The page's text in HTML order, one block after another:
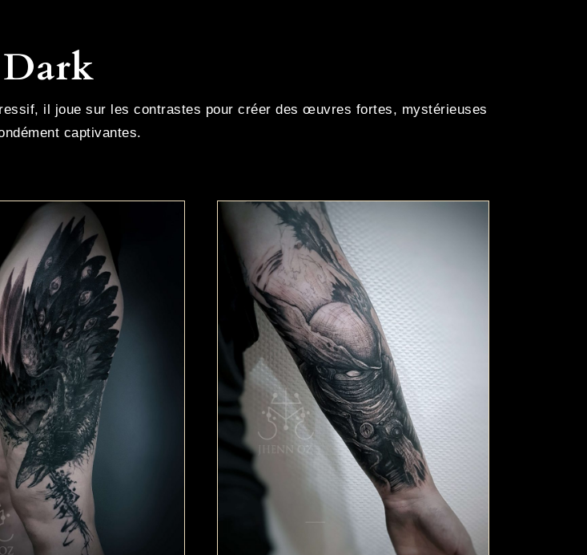
Dark
il joue sur les contrastes pour créer des œuvres fortes, mystérieuses
captivantes.